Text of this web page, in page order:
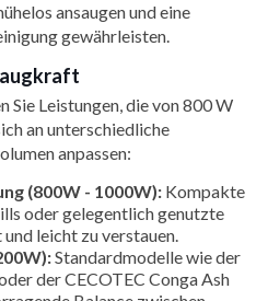
ansaugen und eine
gewährleisten.
Leistungen, die von 800 W
an unterschiedliche
anpassen:
(800W - 1000W): Kompakte
oder gelegentlich genutzte
leicht zu verstauen.
Standardmodelle wie der
der CECOTEC Conga Ash